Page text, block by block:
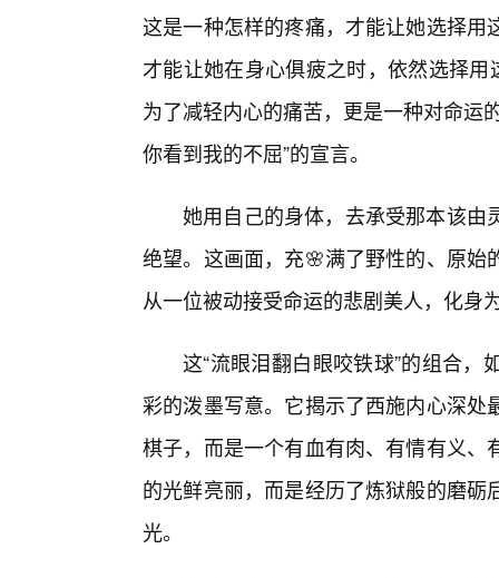
这是一种怎样的疼痛，才能让她选择
才能让她在身心俱疲之时，依然选择
为了减轻内心的痛苦，更是一种对命运
你看到我的不屈”的宣言。
她用自己的身体，去承受那本该由
绝望。这画面，充🌸满了野性的、原
从一位被动接受命运的悲剧美人，化身
这“流眼泪翻白眼咬铁球”的组合
彩的泼墨写意。它揭示了西施内心深
棋子，而是一个有血有肉、有情有义
的光鲜亮丽，而是经历了炼狱般的磨
光。